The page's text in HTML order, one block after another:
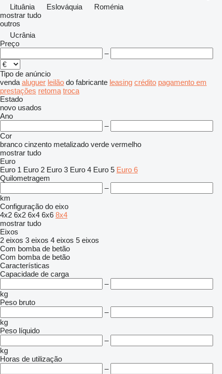
Lituânia
Eslováquia
Roménia
mostrar tudo
outros
Ucrânia
Preço
–
Tipo de anúncio
venda aluguer leilão do fabricante leasing crédito pagamento em
prestações retoma troca
Estado
novo usados
Ano
–
Cor
branco cinzento metalizado verde vermelho
mostrar tudo
Euro
Euro 1 Euro 2 Euro 3 Euro 4 Euro 5 Euro 6
Quilometragem
–
km
Configuração do eixo
4x2 6x2 6x4 6x6 8x4
mostrar tudo
Eixos
2 eixos 3 eixos 4 eixos 5 eixos
Com bomba de betão
Com bomba de betão
Características
Capacidade de carga
–
kg
Peso bruto
–
kg
Peso líquido
–
kg
Horas de utilização
–